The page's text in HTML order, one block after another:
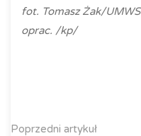
fot. Tomasz Żak/UMWS
oprac. /kp/
Poprzedni artykuł